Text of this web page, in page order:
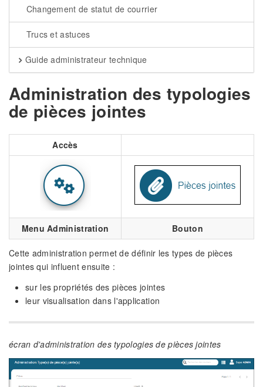
Changement de statut de courrier
Trucs et astuces
Guide administrateur technique
Administration des typologies
de pièces jointes
Accès
Menu Administration Bouton
Cette administration permet de définir les types de pièces
jointes qui influent ensuite :
sur les propriétés des pièces jointes
leur visualisation dans l'application
écran d'administration des typologies de pièces jointes